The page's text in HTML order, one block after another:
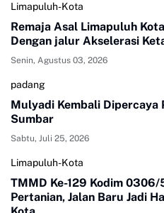
Limapuluh-Kota
Remaja Asal Limapuluh
Dengan jalur Akselerasi
Senin, Agustus 03, 2026
padang
Mulyadi Kembali Dipercaya
Sumbar
Sabtu, Juli 25, 2026
Limapuluh-Kota
TMMD Ke-129 Kodim
Pertanian, Jalan Baru Jadi